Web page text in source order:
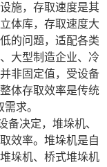
施，存取速度是其
体库，存取速度大
的问题，适配各类
大型制造企业、冷
非固定值，受设备
体存取效率是传统
求。
备决定，堆垛机、
效率。堆垛机是自
垛机、桥式堆垛机